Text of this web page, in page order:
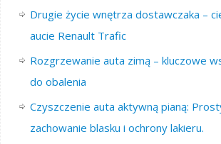
Drugie życie wnętrza dostawczaka –
aucie Renault Trafic
Rozgrzewanie auta zimą – kluczowe
do obalenia
Czyszczenie auta aktywną pianą:
zachowanie blasku i ochrony lakieru.